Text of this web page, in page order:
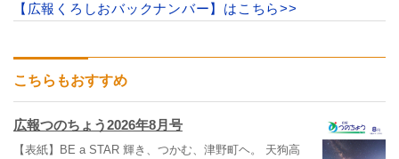
【広報くろしおバックナンバー】はこちら>>
こちらもおすすめ
広報つのちょう2026年8月号
【表紙】BE a STAR 輝き、つかむ、津野町ヘ。 天狗高